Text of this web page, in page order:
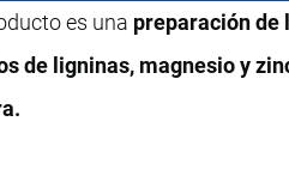
es una preparación de
de ligninas, magnesio y